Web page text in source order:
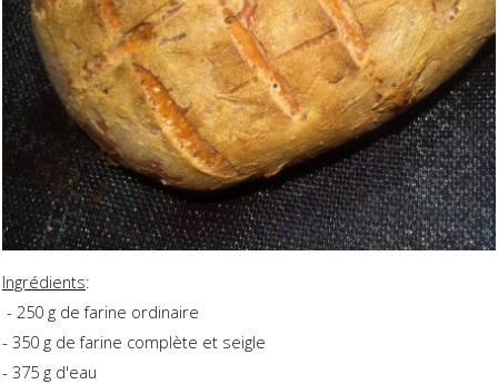
Ingrédients:
- 250 g de farine ordinaire
- 350 g de farine complète et seigle
- 375 g d'eau